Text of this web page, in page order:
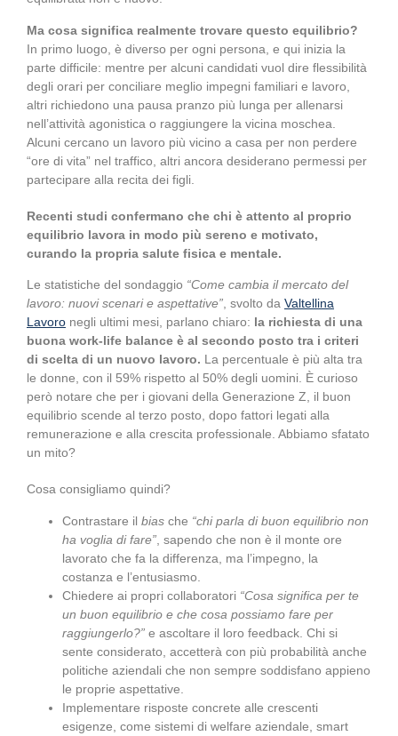
Ma cosa significa realmente trovare questo equilibrio?
In primo luogo, è diverso per ogni persona, e qui inizia la
parte difficile: mentre per alcuni candidati vuol dire flessibilità
degli orari per conciliare meglio impegni familiari e lavoro,
altri richiedono una pausa pranzo più lunga per allenarsi
nell’attività agonistica o raggiungere la vicina moschea.
Alcuni cercano un lavoro più vicino a casa per non perdere
“ore di vita” nel traffico, altri ancora desiderano permessi per
partecipare alla recita dei figli.
Recenti studi confermano che chi è attento al proprio
equilibrio lavora in modo più sereno e motivato,
curando la propria salute fisica e mentale.
Le statistiche del sondaggio “Come cambia il mercato del
lavoro: nuovi scenari e aspettative” , svolto da Valtellina
Lavoro negli ultimi mesi, parlano chiaro: la richiesta di una
buona work-life balance è al secondo posto tra i criteri
di scelta di un nuovo lavoro. La percentuale è più alta tra
le donne, con il 59% rispetto al 50% degli uomini. È curioso
però notare che per i giovani della Generazione Z, il buon
equilibrio scende al terzo posto, dopo fattori legati alla
remunerazione e alla crescita professionale. Abbiamo sfatato
un mito?
Cosa consigliamo quindi?
Contrastare il bias che “chi parla di buon equilibrio non
ha voglia di fare” , sapendo che non è il monte ore
lavorato che fa la differenza, ma l’impegno, la
costanza e l’entusiasmo.
Chiedere ai propri collaboratori “Cosa significa per te
un buon equilibrio e che cosa possiamo fare per
raggiungerlo?” e ascoltare il loro feedback. Chi si
sente considerato, accetterà con più probabilità anche
politiche aziendali che non sempre soddisfano appieno
le proprie aspettative.
Implementare risposte concrete alle crescenti
esigenze, come sistemi di welfare aziendale, smart